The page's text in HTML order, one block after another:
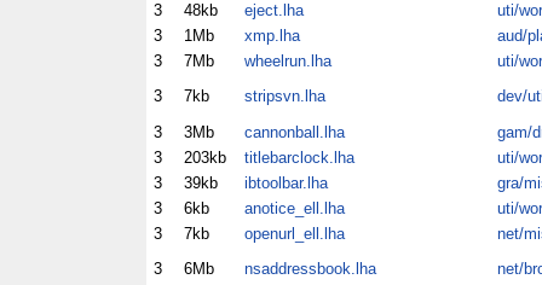
3
48kb eject.lha
uti/wor
3
1Mb xmp.lha
aud/
3
7Mb wheelrun.lha
uti/wor
3
7kb stripsvn.lha
dev/
3
3Mb cannonball.lha
gam/
3
203kb titlebarclock.lha
uti/wor
3
39kb ibtoolbar.lha
gra/
3
6kb anotice_ell.lha
uti/wor
3
7kb openurl_ell.lha
net/
3
6Mb nsaddressbook.lha net/